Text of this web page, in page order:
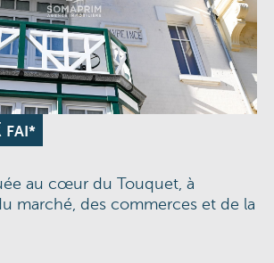
FAI*
au cœur du Touquet, à
marché, des commerces et de la